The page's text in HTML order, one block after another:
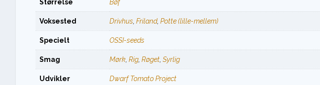
Størrelse Bøf
Voksested Drivhus Friland, Potte (lille-mellem)
Specielt OSSI-seeds
Smag Mørk Rig Røget Syrlig
Udvikler Dwarf Tomato Project